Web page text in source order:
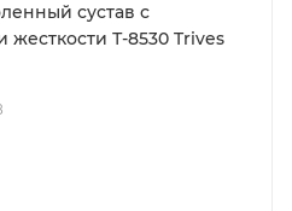
сустав с
пружинными ребрами жесткости Т-8530 Trives